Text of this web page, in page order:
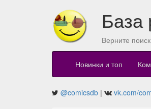
База
Верните
Новинки и топ
@comicsdb | vk.com/